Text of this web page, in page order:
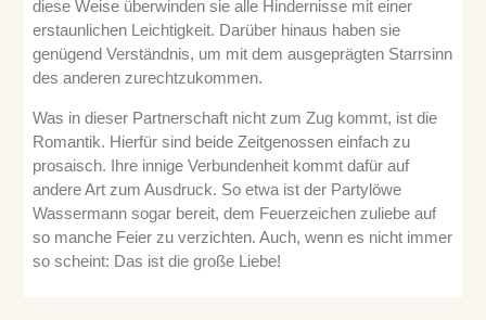
diese Weise überwinden sie alle Hindernisse mit einer
erstaunlichen Leichtigkeit. Darüber hinaus haben sie
genügend Verständnis, um mit dem ausgeprägten Starrsinn
des anderen zurechtzukommen.
Was in dieser Partnerschaft nicht zum Zug kommt, ist die
Romantik. Hierfür sind beide Zeitgenossen einfach zu
prosaisch. Ihre innige Verbundenheit kommt dafür auf
andere Art zum Ausdruck. So etwa ist der Partylöwe
Wassermann sogar bereit, dem Feuerzeichen zuliebe auf
so manche Feier zu verzichten. Auch, wenn es nicht immer
so scheint: Das ist die große Liebe!